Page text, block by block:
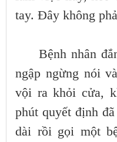
tay. Đây không
Bệnh nhân
ngập ngừng nói
vội ra khỏi cửa,
phút quyết định
dài rồi gọi một